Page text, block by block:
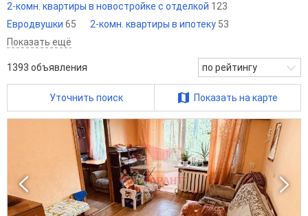
2-комн. квартиры в новостройке с отделкой 123
Евродвушки 65 2-комн. квартиры в ипотеку 53
Показать ещё
1393 объявления по рейтингу
Уточнить поиск Показать на карте